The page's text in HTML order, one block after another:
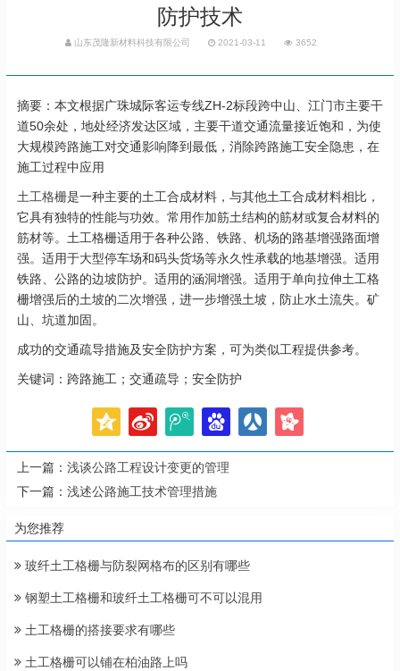
防护技术
山东茂隆新材料科技有限公司 2021-03-11 3652
摘要：本文根据广珠城际客运专线ZH-2标段跨中山、江门市主要干
道50余处，地处经济发达区域，主要干道交通流量接近饱和，为使
大规模跨路施工对交通影响降到最低，消除跨路施工安全隐患，在
施工过程中应用
土工格栅是一种主要的土工合成材料，与其他土工合成材料相比，
它具有独特的性能与功效。常用作加筋土结构的筋材或复合材料的
筋材等。土工格栅适用于各种公路、铁路、机场的路基增强路面增
强。适用于大型停车场和码头货场等永久性承载的地基增强。适用
铁路、公路的边坡防护。适用的涵洞增强。适用于单向拉伸土工格
栅增强后的土坡的二次增强，进一步增强土坡，防止水土流失。矿
山、坑道加固。
成功的交通疏导措施及安全防护方案，可为类似工程提供参考。
关键词：跨路施工；交通疏导；安全防护
上一篇： 浅谈公路工程设计变更的管理
下一篇： 浅述公路施工技术管理措施
为您推荐
玻纤土工格栅与防裂网格布的区别有哪些
钢塑土工格栅和玻纤土工格栅可不可以混用
土工格栅的搭接要求有哪些
土工格栅可以铺在柏油路上吗